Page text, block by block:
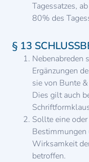
Tagessatzes,
80% des
§ 13
Nebenabreden
Ergänzungen
sie von Bunte
Dies gilt auch
Sollte eine
Wirksamkeit
betroffen.